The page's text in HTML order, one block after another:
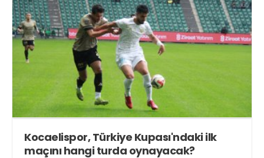
Kocaelispor, Türkiye Kupası'ndaki ilk
maçını hangi turda oynayacak?